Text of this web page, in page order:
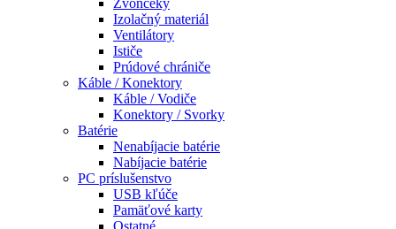
Zvončeky
Izolačný materiál
Ventilátory
Ističe
Prúdové chrániče
Káble / Konektory
Káble / Vodiče
Konektory / Svorky
Batérie
Nenabíjacie batérie
Nabíjacie batérie
PC príslušenstvo
USB kľúče
Pamäťové karty
Ostatné